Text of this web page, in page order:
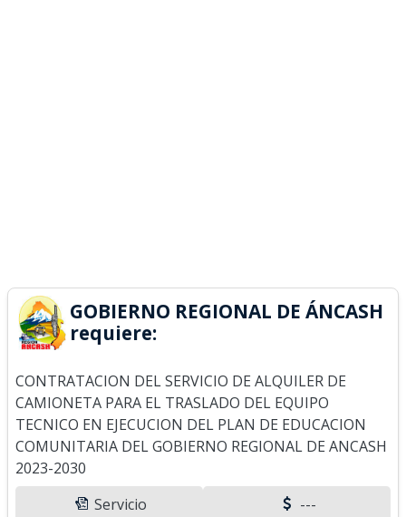
GOBIERNO REGIONAL DE ÁNCASH
requiere:
CONTRATACION DEL SERVICIO DE ALQUILER DE
CAMIONETA PARA EL TRASLADO DEL EQUIPO
TECNICO EN EJECUCION DEL PLAN DE EDUCACION
COMUNITARIA DEL GOBIERNO REGIONAL DE ANCASH
2023-2030
Servicio
---